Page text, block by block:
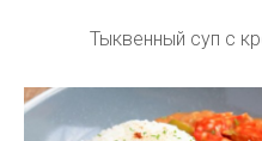
Тыквенный суп с